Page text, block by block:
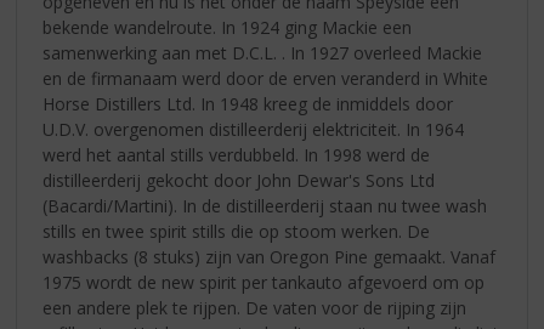
bekende wandelroute. In 1924 ging Mackie een
samenwerking aan met D.C.L. . In 1927 overleed Mackie
en de firmanaam werd door de erven veranderd in White
Horse Distillers Ltd. In 1948 kreeg de inmiddels door
U.D.V. overgenomen distilleerderij elektriciteit. In 1964
werd het aantal stills verdubbeld. In 1998 werd de
distilleerderij gekocht door John Dewar's Sons Ltd
(Bacardi/Martini). In de distilleerderij staan nu twee wash
stills en twee spirit stills die op stoom werken. De
washbacks (8 stuks) zijn van Oregon Pine gemaakt. Vanaf
1975 wordt de new spirit per tankauto afgevoerd om op
een andere plek te rijpen. De vaten voor de rijping zijn